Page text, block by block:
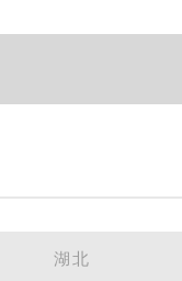
湖北